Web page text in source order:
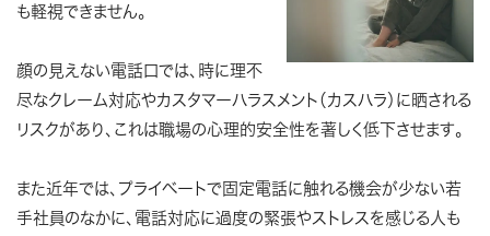
も軽視できません。
顔の見えない電話口では、時に理不
尽なクレーム対応やカスタマーハラスメント（カスハラ）に晒される
リスクがあり、これは職場の心理的安全性を著しく低下させます。
また近年では、プライベートで固定電話に触れる機会が少ない若
手社員のなかに、電話対応に過度の緊張やストレスを感じる人も